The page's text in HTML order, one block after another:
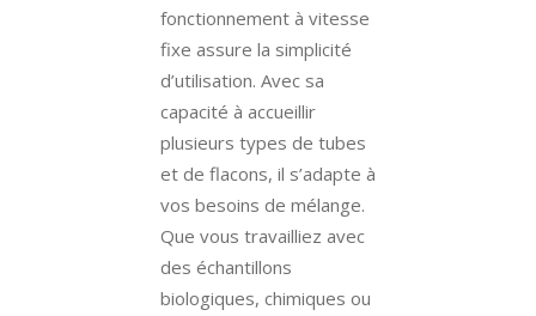
fonctionnement à vitesse
fixe assure la simplicité
d’utilisation. Avec sa
capacité à accueillir
plusieurs types de tubes
et de flacons, il s’adapte à
vos besoins de mélange.
Que vous travailliez avec
des échantillons
biologiques, chimiques ou